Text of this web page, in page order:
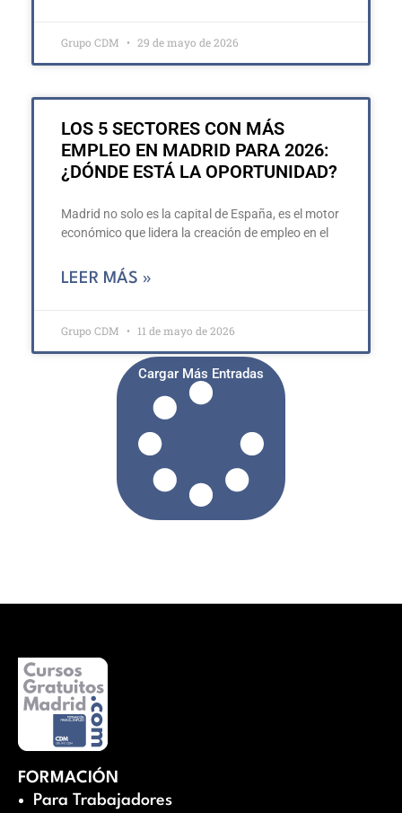
Grupo CDM 29 de mayo de 2026
LOS 5 SECTORES CON MÁS
EMPLEO EN MADRID PARA 2026:
¿DÓNDE ESTÁ LA OPORTUNIDAD?
Madrid no solo es la capital de España, es el motor
económico que lidera la creación de empleo en el
LEER MÁS »
Grupo CDM 11 de mayo de 2026
Cargar Más Entradas
FORMACIÓN
Para Trabajadores